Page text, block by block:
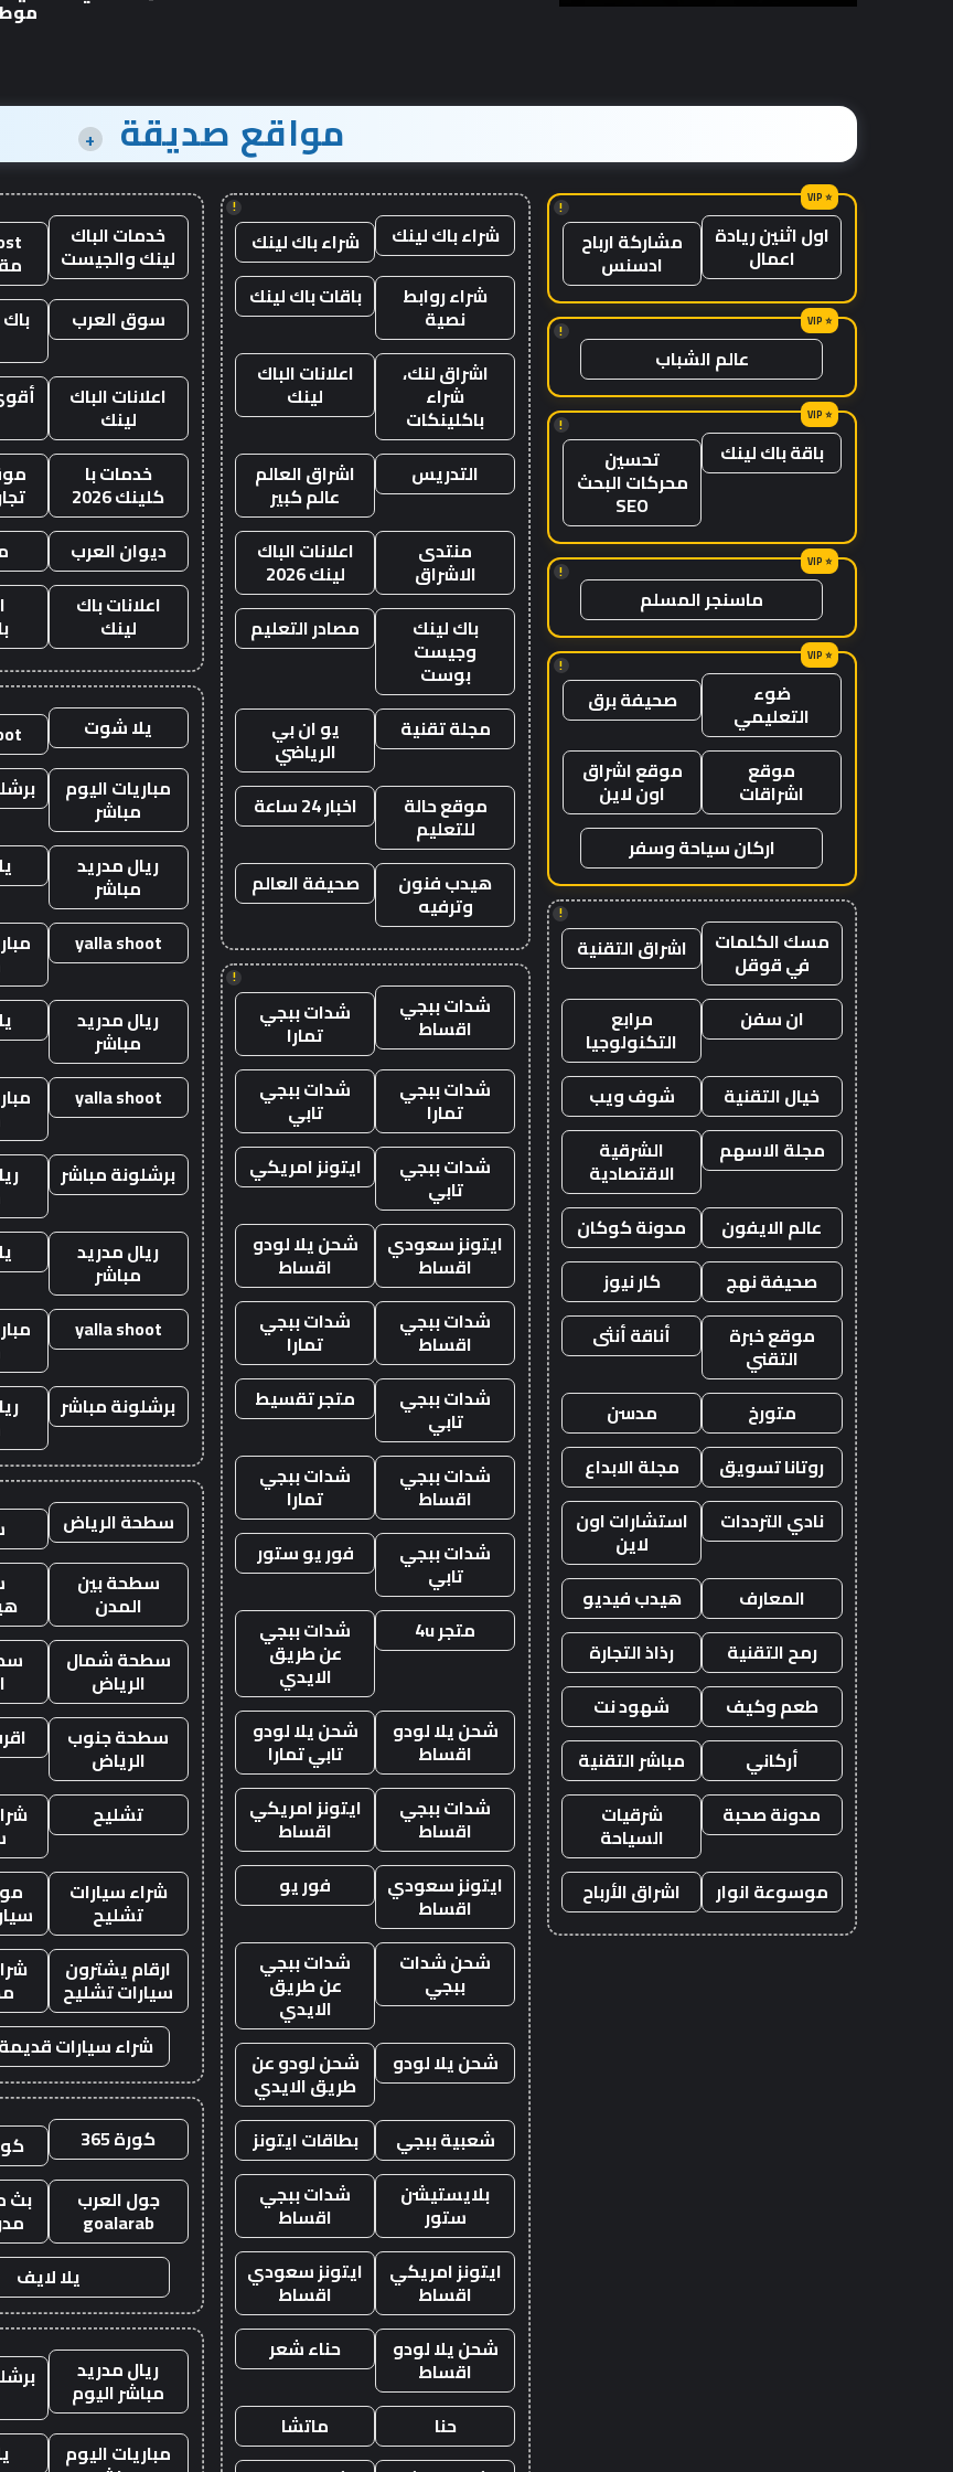
في
الصين
إلى
موطنها
مواقع صديقة +
!
اول اثنين ريادة
اعمال مشاركة ارباح
ادسنس
!
عالم الشباب
!
باقة باك لينك تحسين
محركات البحث
SEO
!
ماسنجر المسلم
!
ضوء
التعليمي صحيفة برق
موقع
اشراقات
موقع اشراق
اون لاين
اركان سياحة وسفر
!
مسك الكلمات
في قوقل اشراق التقنية
ان سفن مرابع
التكنولوجيا
خيال التقنية
شوف ويب
مجلة الاسهم
الشرقية
الاقتصادية
عالم الايفون
مدونة كوكان
صحيفة نهج
كار نيوز
موقع خبرة
التقني
أناقة أنثى
متورخ
مدسن
روتانا تسويق
مجلة الابداع
نادي الترددات
استشارات اون
لاين
المعارف
هيدب فيديو
رمح التقنية
رذاذ التجارة
طعم وكيف
شهود نت
أركاني
مباشر التقنية
مدونة صحبة
شرقيات
السياحة
موسوعة انوار
اشراق الأرباح
!
شراء باك لينك
شراء باك لينك
شراء روابط
نصية
باقات باك لينك
اشراق لنك،
شراء
باكلينكات
اعلانات الباك
لينك
التدريس اشراق العالم
عالم كبير
منتدى
الاشراق
اعلانات الباك
لينك 2026
باك لينك
وجيست
بوست
مصادر التعليم
مجلة تقنية يو ان بي
الرياضي
موقع حالة
للتعليم
اخبار 24 ساعة
هيدب فنون
وترفيه
صحيفة العالم
!
شدات ببجي
اقساط شدات ببجي
تمارا
شدات ببجي
تمارا
شدات ببجي
تابي
شدات ببجي
تابي
ايتونز امريكي
ايتونز سعودي
اقساط
شحن يلا لودو
اقساط
شدات ببجي
اقساط
شدات ببجي
تمارا
شدات ببجي
تابي
متجر تقسيط
شدات ببجي
اقساط
شدات ببجي
تمارا
شدات ببجي
تابي
فور يو ستور
متجر 4u شدات ببجي
عن طريق
الايدي
شحن يلا لودو
اقساط
شحن يلا لودو
تابي تمارا
شدات ببجي
اقساط
ايتونز امريكي
اقساط
ايتونز سعودي
اقساط
فور يو
شحن شدات
ببجي
شدات ببجي
عن طريق
الايدي
شحن يلا لودو
شحن لودو عن
طريق الايدي
شعبية ببجي
بطاقات ايتونز
بلايستيشن
ستور
شدات ببجي
اقساط
ايتونز امريكي
اقساط
ايتونز سعودي
اقساط
شحن يلا لودو
اقساط
حناء شعر
حنا
ماتشا
خدمات الباك
لينك والجيست
سوق العرب
اعلانات الباك
لينك
خدمات با
كلينك 2026
ديوان العرب
اعلانات باك
لينك
يلا شوت
مباريات اليوم
مباشر
ريال مدريد
مباشر
yalla shoot
ريال مدريد
مباشر
yalla shoot
برشلونة مباشر
ريال مدريد
مباشر
yalla shoot
برشلونة مباشر
سطحة الرياض
سطحة بين
المدن
سطحة شمال
الرياض
سطحة جنوب
الرياض
تشليح
شراء سيارات
تشليح
ارقام يشترون
سيارات تشليح
شراء سيارات
كورة 365
جول العرب
goalarab
بث
يلا لايف
ريال مدريد
مباشر اليوم
مباريات اليوم